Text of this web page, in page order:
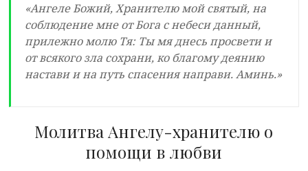
«Ангеле Божий, Хранителю мой святый, на
соблюдение мне от Бога с небеси данный,
прилежно молю Тя: Ты мя днесь просвети и
от всякого зла сохрани, ко благому деянию
настави и на путь спасения направи. Аминь.»
Молитва Ангелу-хранителю о
помощи в любви